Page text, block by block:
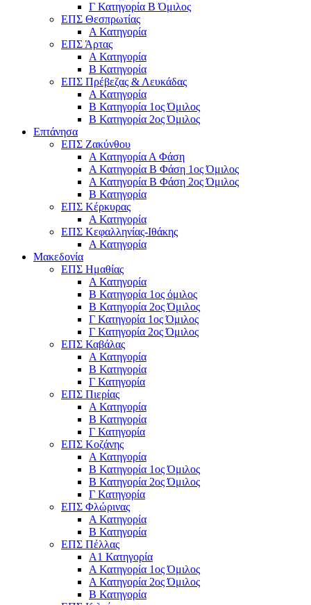
Γ Κατηγορία Β Όμιλος
ΕΠΣ Θεσπρωτίας
Α Κατηγορία
ΕΠΣ Άρτας
Α Κατηγορία
Β Κατηγορία
ΕΠΣ Πρέβεζας & Λευκάδας
Α Κατηγορία
Β Κατηγορία 1ος Όμιλος
Β Κατηγορία 2ος Όμιλος
Επτάνησα
ΕΠΣ Ζακύνθου
Α Κατηγορία Α Φάση
Α Κατηγορία Β Φάση 1ος Όμιλος
Α Κατηγορία Β Φάση 2ος Όμιλος
Β Κατηγορία
ΕΠΣ Κέρκυρας
A Κατηγορία
ΕΠΣ Κεφαλληνίας-Ιθάκης
Α Κατηγορία
Μακεδονία
ΕΠΣ Ημαθίας
Α Κατηγορία
Β Κατηγορία 1ος όμιλος
Β Κατηγορία 2ος Όμιλος
Γ Κατηγορία 1ος Όμιλος
Γ Κατηγορία 2ος Όμιλος
ΕΠΣ Καβάλας
Α Κατηγορία
Β Κατηγορία
Γ Κατηγορία
ΕΠΣ Πιερίας
Α Κατηγορία
Β Κατηγορία
Γ Κατηγορία
ΕΠΣ Κοζάνης
Α Κατηγορία
Β Κατηγορία 1ος Όμιλος
Β Κατηγορία 2ος Όμιλος
Γ Κατηγορία
ΕΠΣ Φλώρινας
Α Κατηγορία
Β Κατηγορία
ΕΠΣ Πέλλας
Α1 Κατηγορία
Α Κατηγορία 1ος Όμιλος
Α Κατηγορία 2ος Όμιλος
Β Κατηγορία